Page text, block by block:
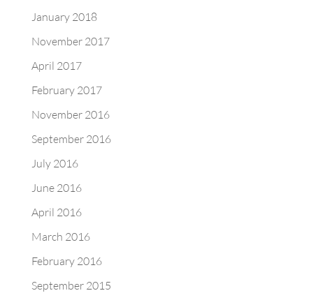
January 2018
November 2017
April 2017
February 2017
November 2016
September 2016
July 2016
June 2016
April 2016
March 2016
February 2016
September 2015